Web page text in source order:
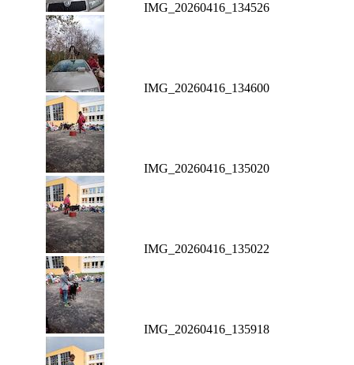
IMG_20260416_134526
IMG_20260416_134600
IMG_20260416_135020
IMG_20260416_135022
IMG_20260416_135918